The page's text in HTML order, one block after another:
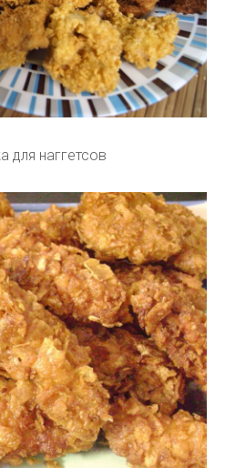
для наггетсов